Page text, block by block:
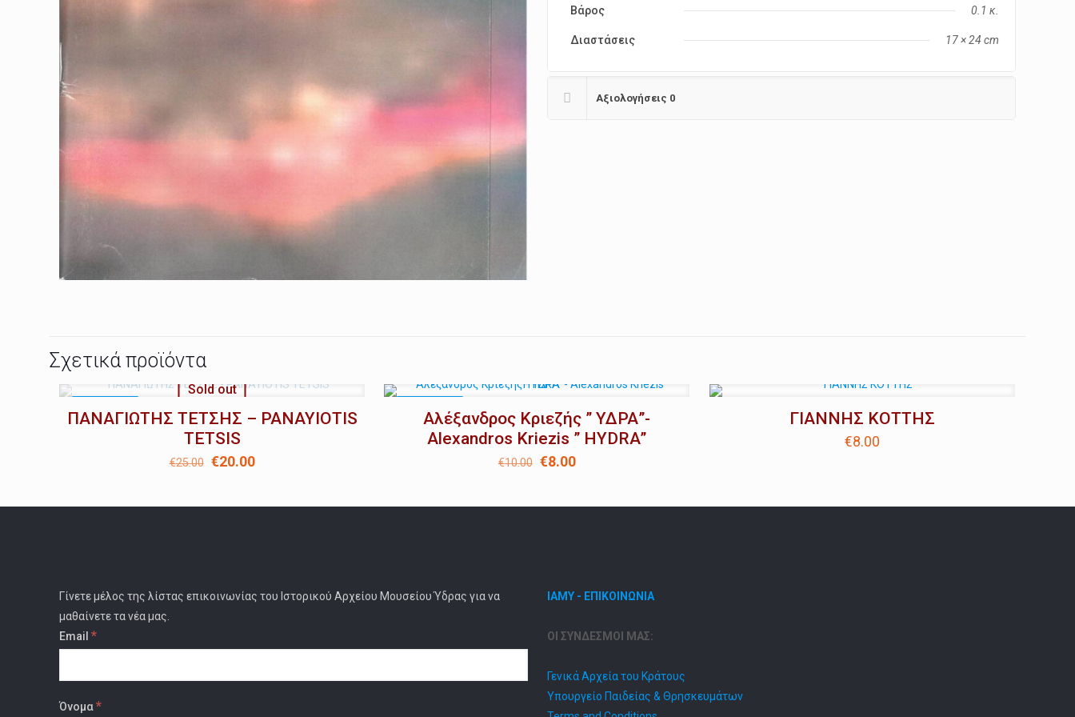
Βάρος 0.1 κ.
Διαστάσεις 17 × 24 cm
Αξιολογήσεις 0
Σχετικά προϊόντα
Sold out
ΠΑΝΑΓΙΩΤΗΣ ΤΕΤΣΗΣ – PANAYIOTIS
TETSIS
€25.00 Original
€20.00Η
Αλέξανδρος Κριεζής ” ΥΔΡΑ”-
Alexandros Kriezis ” HYDRA”
€10.00 Original
€8.00Η
ΓΙΑΝΝΗΣ ΚΟΤΤΗΣ
€8.00
Γίνετε μέλος της λίστας επικοινωνίας του Ιστορικού Αρχείου Μουσείου Ύδρας για να
μαθαίνετε τα νέα μας.
Email *
Όνομα*
ΙΑΜΥ - ΕΠΙΚΟΙΝΩΝΙΑ
ΟΙ ΣΥΝΔΕΣΜΟΙ ΜΑΣ:
Γενικά Αρχεία του Κράτους
Υπουργείο Παιδείας & Θρησκευμάτων